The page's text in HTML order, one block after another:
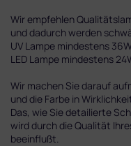
Wir empfehlen
und dadurch werden
UV Lampe mindestens
LED Lampe mindestens
Wir machen Sie darauf
und die Farbe in
Das, wie Sie detailierte
wird durch die Qualität
beeinflußt.